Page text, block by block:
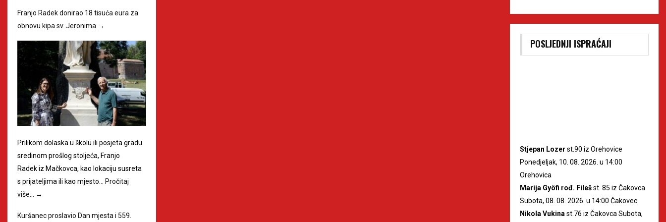
Franjo Radek donirao 18 tisuća eura za
obnovu kipa sv. Jeronima →
Prilikom dolaska u školu ili posjeta gradu
sredinom prošlog stoljeća, Franjo
Radek iz Mačkovca, kao lokaciju susreta
s prijateljima ili kao mjesto… Pročitaj
više… →
Kuršanec proslavio Dan mjesta i 559.
POSLJEDNJI ISPRAĆAJI
Stjepan Lozer st.90 iz Orehovice
Ponedjeljak, 10. 08. 2026. u 14:00
Orehovica
Marija Gyöfi rođ. Filešst. 85 iz Čakovca
Subota, 08. 08. 2026. u 14:00 Čakovec
Nikola Vukina st.76 iz Čakovca Subota,